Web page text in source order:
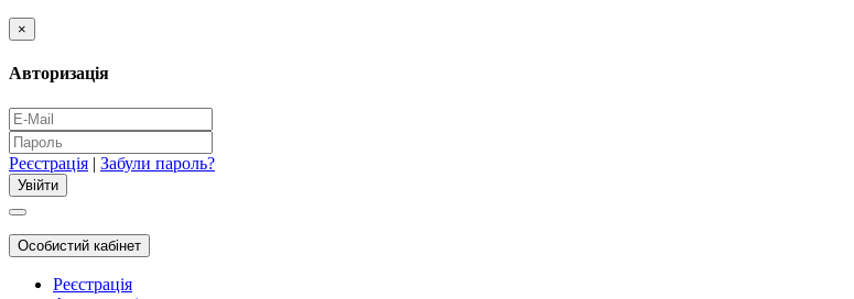
×
Авторизація
Реєстрація | Забули пароль?
Особистий кабінет
Реєстрація